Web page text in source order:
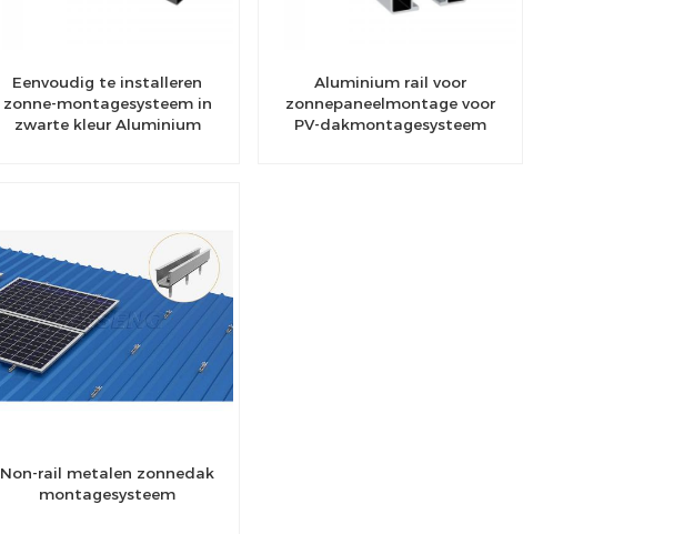
Eenvoudig te installeren
zonne-montagesysteem in
zwarte kleur Aluminium
Aluminium rail voor
zonnepaneelmontage voor
PV-dakmontagesysteem
Non-rail metalen zonnedak
montagesysteem